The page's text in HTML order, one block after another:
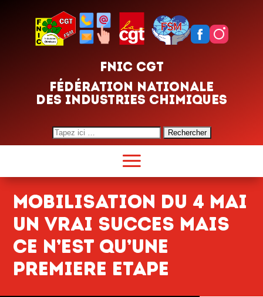
FNIC CGT
FÉDÉRATION NATIONALE
DES INDUSTRIES CHIMIQUES
Search
for:
MOBILISATION DU 4 MAI
UN VRAI SUCCES MAIS
CE N’EST qU’UNE
PREMIERE ETAPE